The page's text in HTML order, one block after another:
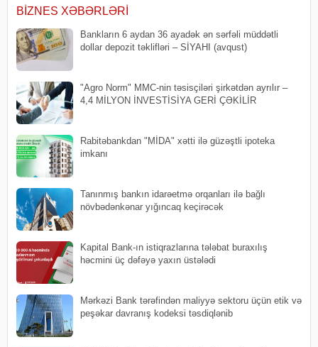
edir
BIZNES XƏBƏRLƏRI
Bankların 6 aydan 36 ayadək ən sərfəli müddətli
dollar depozit təklifləri – SİYAHI (avqust)
"Agro Norm" MMC-nin təsisçiləri şirkətdən ayrılır –
4,4 MİLYON İNVESTİSİYA GERİ ÇƏKİLİR
Rabitəbankdan "MİDA" xətti ilə güzəştli ipoteka
imkanı
Tanınmış bankın idarəetmə orqanları ilə bağlı
növbədənkənar yığıncaq keçirəcək
Kapital Bank-ın istiqrazlarına tələbat buraxılış
həcmini üç dəfəyə yaxın üstələdi
Mərkəzi Bank tərəfindən maliyyə sektoru üçün etik və
peşəkar davranış kodeksi təsdiqlənib